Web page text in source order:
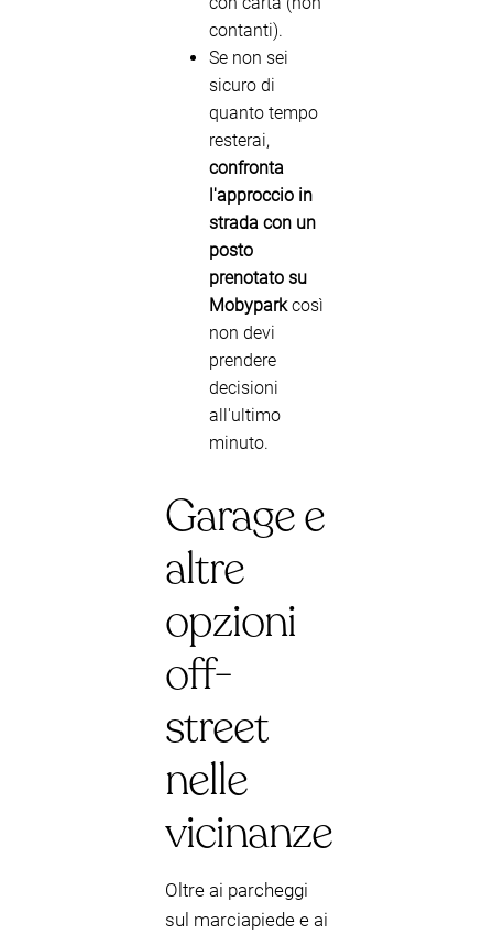
contanti).
Se non sei
sicuro di
quanto tempo
resterai,
confronta
l'approccio in
strada con un
posto
prenotato su
Mobyparkcosì
non devi
prendere
decisioni
all'ultimo
minuto.
Garage e
altre
opzioni
off-
street
nelle
vicinanze
Oltre ai parcheggi
sul marciapiede e ai